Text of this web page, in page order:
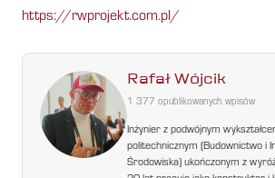
https://rwprojekt.com.pl/
Rafał Wójcik
1 377 opublikowanych wpisów
Inżynier z podwójnym
politechnicznym (Budownictwo i
Środowiska) ukończonym z